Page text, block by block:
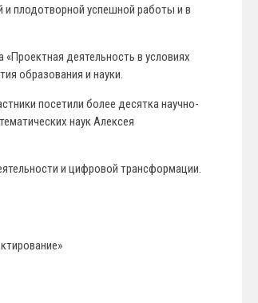
и плодотворной успешной работы и в
деятельность в условиях
образования и науки.
посетили более десятка научно-
наук Алексея
и цифровой трансформации.